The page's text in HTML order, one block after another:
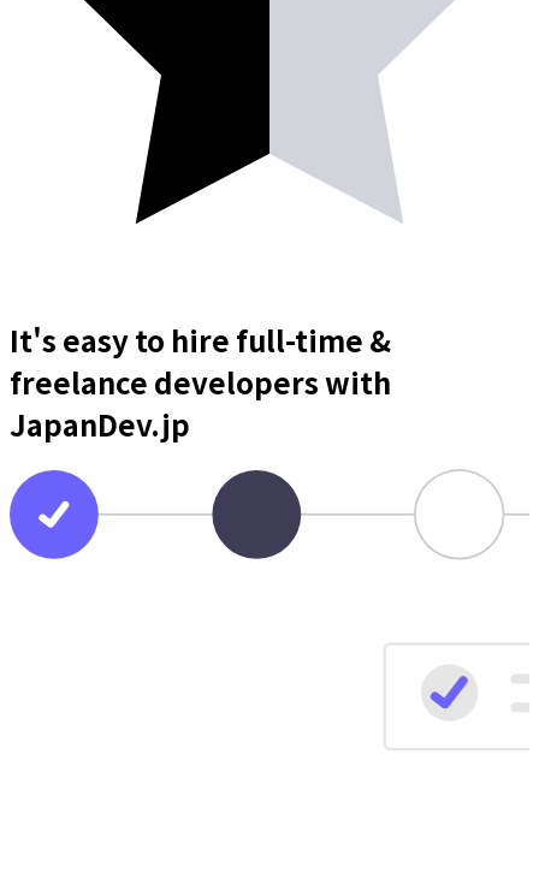
It's easy to hire full-time &
freelance developerswith
JapanDev.jp